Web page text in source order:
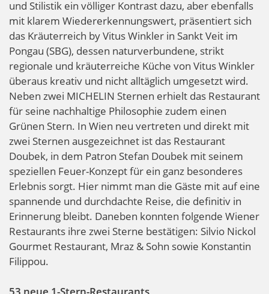
und Stilistik ein völliger Kontrast dazu, aber ebenfalls
mit klarem Wiedererkennungswert, präsentiert sich
das Kräuterreich by Vitus Winkler in Sankt Veit im
Pongau (SBG), dessen naturverbundene, strikt
regionale und kräuterreiche Küche von Vitus Winkler
überaus kreativ und nicht alltäglich umgesetzt wird.
Neben zwei MICHELIN Sternen erhielt das Restaurant
für seine nachhaltige Philosophie zudem einen
Grünen Stern. In Wien neu vertreten und direkt mit
zwei Sternen ausgezeichnet ist das Restaurant
Doubek, in dem Patron Stefan Doubek mit seinem
speziellen Feuer-Konzept für ein ganz besonderes
Erlebnis sorgt. Hier nimmt man die Gäste mit auf eine
spannende und durchdachte Reise, die definitiv in
Erinnerung bleibt. Daneben konnten folgende Wiener
Restaurants ihre zwei Sterne bestätigen: Silvio Nickol
Gourmet Restaurant, Mraz & Sohn sowie Konstantin
Filippou.